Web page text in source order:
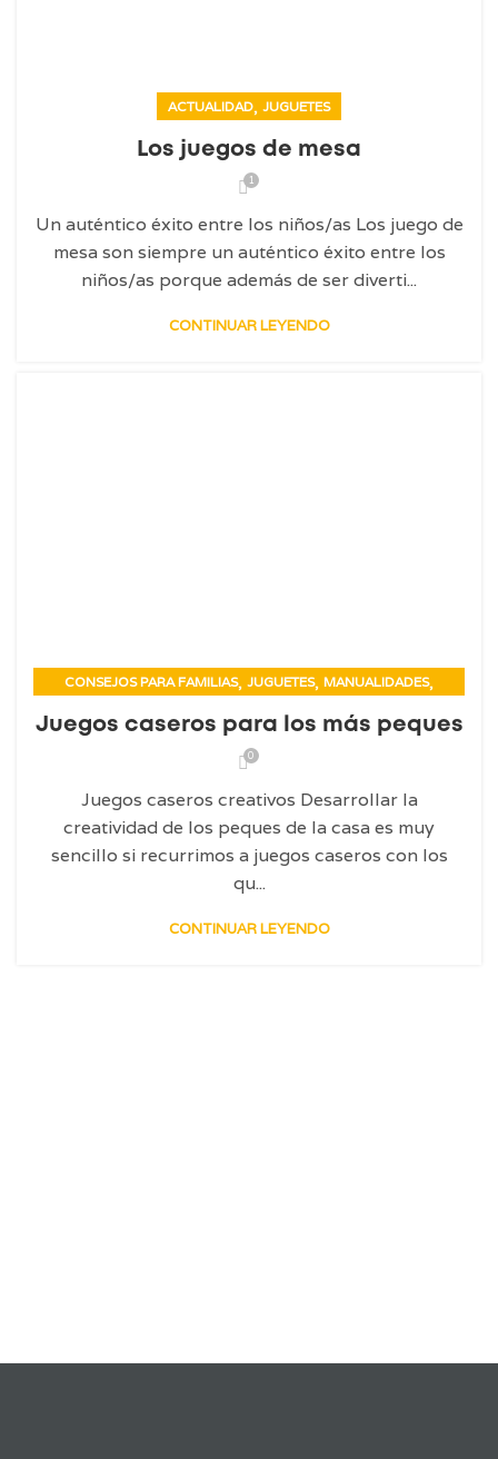
ACTUALIDAD, JUGUETES
Los juegos de mesa
1
Un auténtico éxito entre los niños/as Los juego de
mesa son siempre un auténtico éxito entre los
niños/as porque además de ser diverti...
CONTINUAR LEYENDO
CONSEJOS PARA FAMILIAS, JUGUETES, MANUALIDADES,
Juegos caseros para los más peques
0
Juegos caseros creativos Desarrollar la
creatividad de los peques de la casa es muy
sencillo si recurrimos a juegos caseros con los
qu...
CONTINUAR LEYENDO